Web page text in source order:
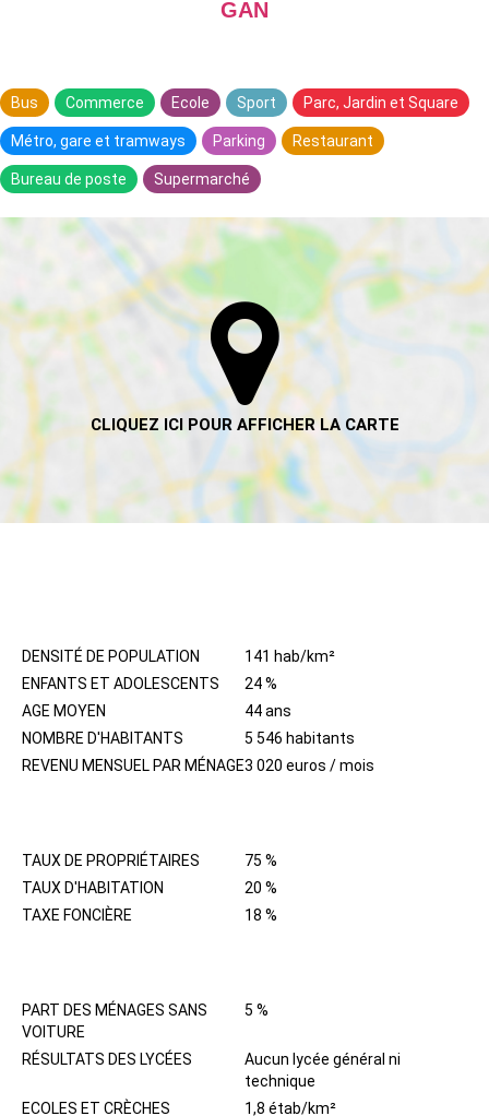
GAN
Bus Commerce Ecole Sport Parc, Jardin et Square
Métro, gare et tramways Parking Restaurant
Bureau de poste Supermarché
DENSITÉ DE POPULATION
141 hab/km²
ENFANTS ET ADOLESCENTS
24 %
AGE MOYEN
44 ans
NOMBRE D'HABITANTS
5 546 habitants
REVENU MENSUEL PAR MÉNAGE3 020 euros / mois
TAUX DE PROPRIÉTAIRES
75 %
TAUX D'HABITATION
20 %
TAXE FONCIÈRE
18 %
PART DES MÉNAGES SANS
VOITURE
5 %
RÉSULTATS DES LYCÉES
Aucun lycée général ni
technique
ECOLES ET CRÈCHES
1,8 étab/km²